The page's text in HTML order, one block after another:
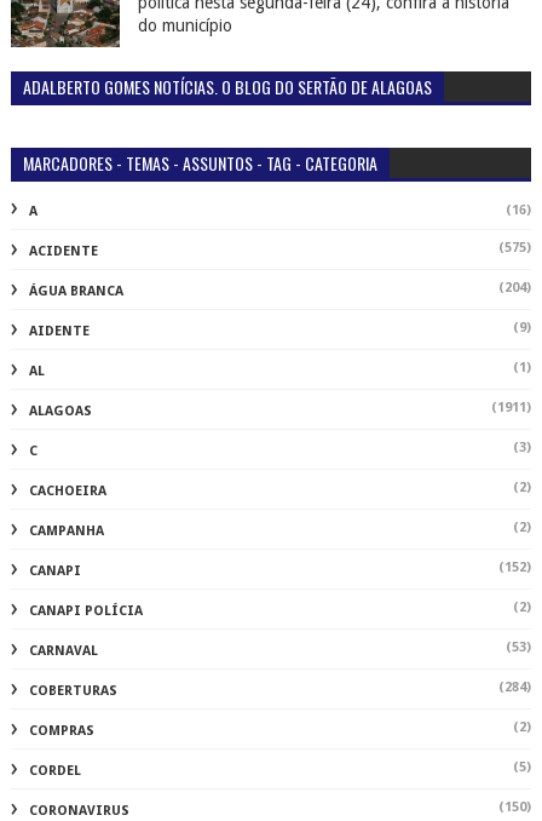
do município
ADALBERTO GOMES NOTÍCIAS. O BLOG DO SERTÃO DE ALAGOAS
MARCADORES - TEMAS - ASSUNTOS - TAG - CATEGORIA
A (16)
ACIDENTE (575)
ÁGUA BRANCA (204)
AIDENTE (9)
AL (1)
ALAGOAS (1911)
C (3)
CACHOEIRA (2)
CAMPANHA (2)
CANAPI (152)
CANAPI POLÍCIA (2)
CARNAVAL (53)
COBERTURAS (284)
COMPRAS (2)
CORDEL (5)
CORONAVIRUS (150)